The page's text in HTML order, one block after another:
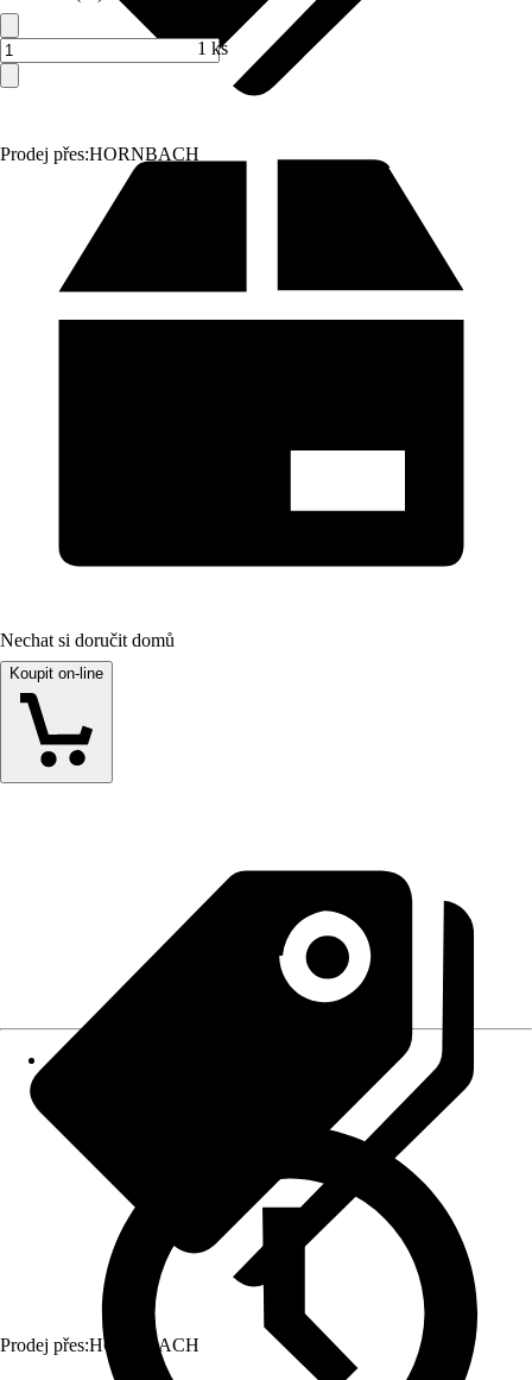
Prodej přes:HORNBACH
1 ks
Nechat si doručit domů
Koupit on-line
Prodej přes:HORNBACH